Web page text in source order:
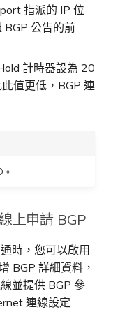
指派的 IP 位
BGP 公告的前
計時器設為 20
值更低，BGP 連
上申請 BGP
時，您可以啟用
BGP 詳細資料，
並提供 BGP 參
連線設定